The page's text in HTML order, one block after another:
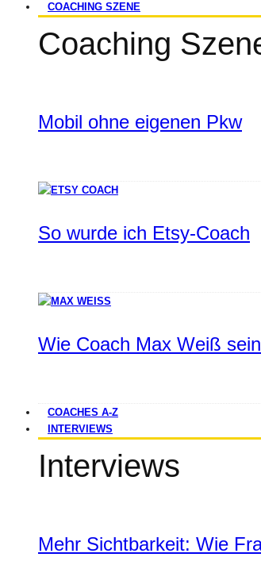
COACHING SZENE
Coaching
Mobil ohne eigenen Pkw
So wurde ich Etsy-Coach
Wie Coach Max Weiß
COACHES A-Z
INTERVIEWS
Interviews
Mehr Sichtbarkeit: Wie